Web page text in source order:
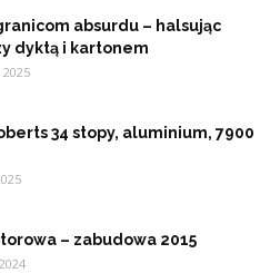
absurdu – halsując
dyktą i kartonem
34 stopy, aluminium, 7900
– zabudowa 2015